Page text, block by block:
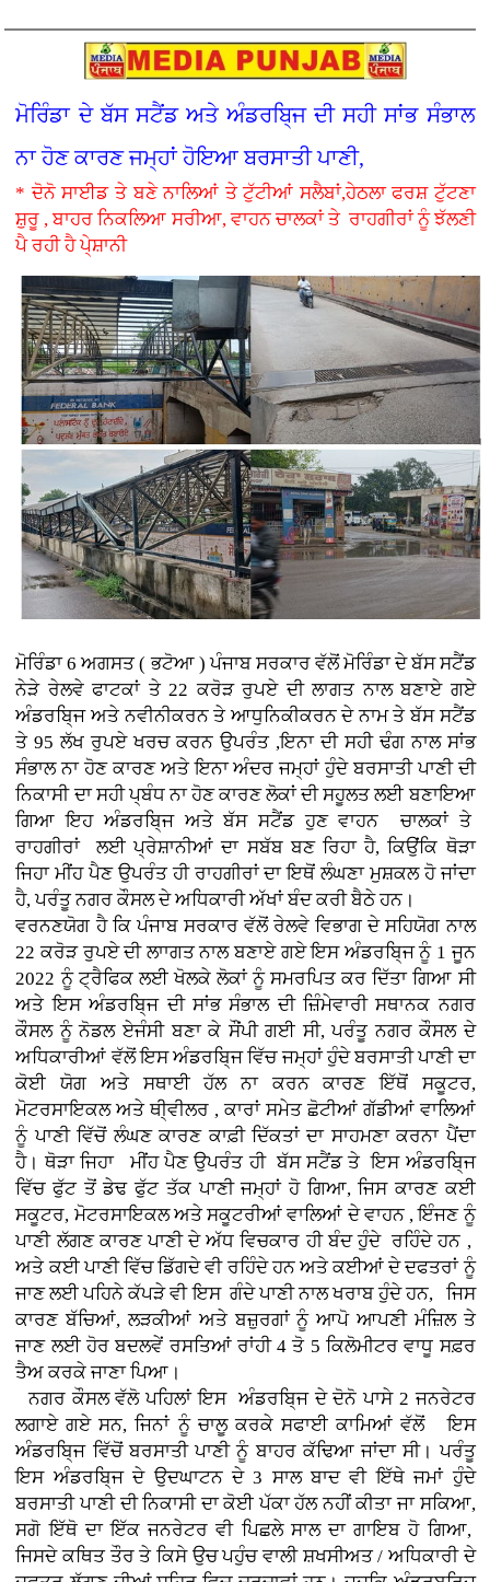
ਮੋਰਿੰਡਾ ਦੇ ਬੱਸ ਸਟੈਂਡ ਅਤੇ ਅੰਡਰਬਿ੍ਜ ਦੀ ਸਹੀ ਸਾਂਭ ਸੰਭਾਲ
ਨਾ ਹੋਣ ਕਾਰਣ ਜਮ੍ਹਾਂ ਹੋਇਆ ਬਰਸਾਤੀ ਪਾਣੀ,
* ਦੋਨੋ ਸਾਈਡ ਤੇ ਬਣੇ ਨਾਲਿਆਂ ਤੇ ਟੁੱਟੀਆਂ ਸਲੈਬਾਂ,ਹੇਠਲਾ ਫਰਸ਼ ਟੁੱਟਣਾ
ਸ਼ੁਰੂ , ਬਾਹਰ ਨਿਕਲਿਆ ਸਰੀਆ, ਵਾਹਨ ਚਾਲਕਾਂ ਤੇ ਰਾਹਗੀਰਾਂ ਨੂੰ ਝੱਲਣੀ
ਪੈ ਰਹੀ ਹੈ ਪੇ੍ਸ਼ਾਨੀ
ਮੋਰਿੰਡਾ 6 ਅਗਸਤ ( ਭਟੋਆ )ਪੰਜਾਬ ਸਰਕਾਰ ਵੱਲੋਂ ਮੋਰਿੰਡਾ ਦੇ ਬੱਸ ਸਟੈਂਡ
ਨੇੜੇ ਰੇਲਵੇ ਫਾਟਕਾਂ ਤੇ 22 ਕਰੋੜ ਰੁਪਏ ਦੀ ਲਾਗਤ ਨਾਲ ਬਣਾਏ ਗਏ
ਅੰਡਰਬਿ੍ਜ ਅਤੇ ਨਵੀਨੀਕਰਨ ਤੇ ਆਧੁਨਿਕੀਕਰਨ ਦੇ ਨਾਮ ਤੇ ਬੱਸ ਸਟੈਂਡ
ਤੇ 95 ਲੱਖ ਰੁਪਏ ਖਰਚ ਕਰਨ ਉਪਰੰਤ ,ਇਨਾ ਦੀ ਸਹੀ ਢੰਗ ਨਾਲ ਸਾਂਭ
ਸੰਭਾਲ ਨਾ ਹੋਣ ਕਾਰਣ ਅਤੇ ਇਨਾ ਅੰਦਰ ਜਮ੍ਹਾਂ ਹੁੰਦੇ ਬਰਸਾਤੀ ਪਾਣੀ ਦੀ
ਨਿਕਾਸੀ ਦਾ ਸਹੀ ਪ੍ਬੰਧ ਨਾ ਹੋਣ ਕਾਰਣ ਲੋਕਾਂ ਦੀ ਸਹੂਲਤ ਲਈ ਬਣਾਇਆ
ਗਿਆ ਇਹ ਅੰਡਰਬਿ੍ਜ ਅਤੇ ਬੱਸ ਸਟੈਂਡ ਹੁਣ ਵਾਹਨ ਚਾਲਕਾਂ ਤੇ
ਰਾਹਗੀਰਾਂ ਲਈ ਪ੍ਰੇਸ਼ਾਨੀਆਂ ਦਾ ਸਬੱਬ ਬਣ ਰਿਹਾ ਹੈ, ਕਿਉਂਕਿ ਥੋੜਾ
ਜਿਹਾ ਮੀਂਹ ਪੈਣ ਉਪਰੰਤ ਹੀ ਰਾਹਗੀਰਾਂ ਦਾ ਇਥੋਂ ਲੰਘਣਾ ਮੁਸ਼ਕਲ ਹੋ ਜਾਂਦਾ
ਹੈ, ਪਰੰਤੂ ਨਗਰ ਕੌਸਲ ਦੇ ਅਧਿਕਾਰੀ ਅੱਖਾਂ ਬੰਦ ਕਰੀ ਬੈਠੇ ਹਨ।
ਵਰਨਣਯੋਗ ਹੈ ਕਿ ਪੰਜਾਬ ਸਰਕਾਰ ਵੱਲੋਂ ਰੇਲਵੇ ਵਿਭਾਗ ਦੇ ਸਹਿਯੋਗ ਨਾਲ
22 ਕਰੋੜ ਰੁਪਏ ਦੀ ਲਾਾਗਤ ਨਾਲ ਬਣਾਏ ਗਏ ਇਸ ਅੰਡਰਬਿ੍ਜ ਨੂੰ 1 ਜੂਨ
2022 ਨੂੰ ਟ੍ਰੈਫਿਕ ਲਈ ਖੋਲਕੇ ਲੋਕਾਂ ਨੂੰ ਸਮਰਪਿਤ ਕਰ ਦਿੱਤਾ ਗਿਆ ਸੀ
ਅਤੇ ਇਸ ਅੰਡਰਬਿ੍ਜ ਦੀ ਸਾਂਭ ਸੰਭਾਲ ਦੀ ਜ਼ਿੰਮੇਵਾਰੀ ਸਥਾਨਕ ਨਗਰ
ਕੌਸਲ ਨੂੰ ਨੋਡਲ ਏਜੰਸੀ ਬਣਾ ਕੇ ਸੌਂਪੀ ਗਈ ਸੀ, ਪਰੰਤੂ ਨਗਰ ਕੌਸਲ ਦੇ
ਅਧਿਕਾਰੀਆਂ ਵੱਲੋਂ ਇਸ ਅੰਡਰਬਿ੍ਜ ਵਿੱਚ ਜਮ੍ਹਾਂ ਹੁੰਦੇ ਬਰਸਾਤੀ ਪਾਣੀ ਦਾ
ਕੋਈ ਯੋਗ ਅਤੇ ਸਥਾਈ ਹੱਲ ਨਾ ਕਰਨ ਕਾਰਣ ਇੱਥੋਂ ਸਕੂਟਰ,
ਮੋਟਰਸਾਇਕਲ ਅਤੇ ਥੀ੍ਵੀਲਰ , ਕਾਰਾਂਸਮੇਤ ਛੋਟੀਆਂ ਗੱਡੀਆਂ ਵਾਲਿਆਂ
ਨੂੰ ਪਾਣੀ ਵਿੱਚੋਂ ਲੰਘਣ ਕਾਰਣ ਕਾਫ਼ੀ ਦਿੱਕਤਾਂ ਦਾ ਸਾਹਮਣਾ ਕਰਨਾ ਪੈਂਦਾ
ਹੈ। ਥੋੜਾ ਜਿਹਾ ਮੀਂਹ ਪੈਣ ਉਪਰੰਤ ਹੀ ਬੱਸ ਸਟੈਂਡ ਤੇ ਇਸ ਅੰਡਰਬਿ੍ਜ
ਵਿੱਚ ਫੁੱਟ ਤੋਂ ਡੇਢ ਫੁੱਟ ਤੱਕ ਪਾਣੀ ਜਮ੍ਹਾਂ ਹੋ ਗਿਆ, ਜਿਸ ਕਾਰਣ ਕਈ
ਸਕੂਟਰ, ਮੋਟਰਸਾਇਕਲ ਅਤੇ ਸਕੂਟਰੀਆਂ ਵਾਲਿਆਂ ਦੇ ਵਾਹਨ , ਇੰਜਣ ਨੂੰ
ਪਾਣੀ ਲੱਗਣ ਕਾਰਣ ਪਾਣੀ ਦੇ ਅੱਧ ਵਿਚਕਾਰ ਹੀ ਬੰਦ ਹੁੰਦੇ ਰਹਿੰਦੇ ਹਨ ,
ਅਤੇ ਕਈ ਪਾਣੀ ਵਿੱਚ ਡਿੱਗਦੇ ਵੀ ਰਹਿੰਦੇ ਹਨ ਅਤੇ ਕਈਆਂ ਦੇ ਦਫਤਰਾਂ ਨੂੰ
ਜਾਣ ਲਈ ਪਹਿਨੇ ਕੱਪੜੇ ਵੀ ਇਸ ਗੰਦੇ ਪਾਣੀ ਨਾਲ ਖਰਾਬ ਹੁੰਦੇ ਹਨ, ਜਿਸ
ਕਾਰਣ ਬੱਚਿਆਂ, ਲੜਕੀਆਂ ਅਤੇ ਬਜ਼ੁਰਗਾਂ ਨੂੰ ਆਪੋ ਆਪਣੀ ਮੰਜ਼ਿਲ ਤੇ
ਜਾਣ ਲਈ ਹੋਰ ਬਦਲਵੇਂ ਰਸਤਿਆਂ ਰਾਂਹੀ 4 ਤੋ 5 ਕਿਲੋਮੀਟਰ ਵਾਧੂ ਸਫ਼ਰ
ਤੈਅ ਕਰਕੇ ਜਾਣਾ ਪਿਆ।
ਨਗਰ ਕੌਸਲ ਵੱਲੋ ਪਹਿਲਾਂ ਇਸ ਅੰਡਰਬਿ੍ਜ ਦੇ ਦੋਨੋ ਪਾਸੇ 2 ਜਨਰੇਟਰ
ਲਗਾਏ ਗਏ ਸਨ, ਜਿਨਾਂ ਨੂੰ ਚਾਲੂ ਕਰਕੇ ਸਫਾਈ ਕਾਮਿਆਂ ਵੱਲੋਂ ਇਸ
ਅੰਡਰਬਿ੍ਜ ਵਿੱਚੋਂ ਬਰਸਾਤੀ ਪਾਣੀ ਨੂੰ ਬਾਹਰ ਕੱਢਿਆ ਜਾਂਦਾ ਸੀ। ਪਰੰਤੂ
ਇਸ ਅੰਡਰਬਿ੍ਜ ਦੇ ਉਦਘਾਟਨ ਦੇ 3 ਸਾਲ ਬਾਦ ਵੀ ਇੱਥੇ ਜਮਾਂ ਹੁੰਦੇ
ਬਰਸਾਤੀ ਪਾਣੀ ਦੀ ਨਿਕਾਸੀ ਦਾ ਕੋਈ ਪੱਕਾ ਹੱਲ ਨਹੀਂ ਕੀਤਾ ਜਾ ਸਕਿਆ,
ਸਗੋ ਇੱਥੋ ਦਾ ਇੱਕ ਜਨਰੇਟਰ ਵੀ ਪਿਛਲੇ ਸਾਲ ਦਾ ਗਾਇਬ ਹੋ ਗਿਆ,
ਜਿਸਦੇ ਕਥਿਤ ਤੌਰ ਤੇ ਕਿਸੇ ਉਚ ਪਹੁੰਚ ਵਾਲੀ ਸ਼ਖਸੀਅਤ / ਅਧਿਕਾਰੀ ਦੇ